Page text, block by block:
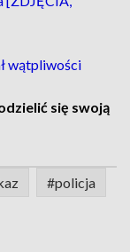
wątpliwości
się swoją
#policja